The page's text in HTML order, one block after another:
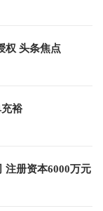
权 头条焦点
裕
注册资本6000万元